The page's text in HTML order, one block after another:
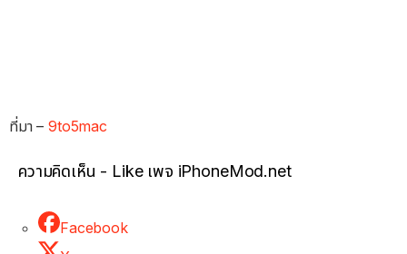
ที่มา –9to5mac
ความคิดเห็น - Like เพจ iPhoneMod.net
Facebook